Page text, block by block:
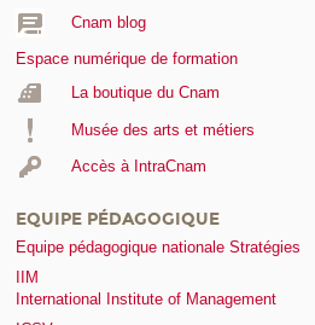
Cnam blog
Espace numérique de formation
La boutique du Cnam
Musée des arts et métiers
Accès à IntraCnam
EQUIPE PÉDAGOGIQUE
Equipe pédagogique nationale Stratégies
IIM
International Institute of Management